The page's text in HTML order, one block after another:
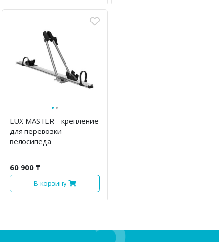
··
LUX MASTER - крепление
для перевозки
велосипеда
60 900 ₸
В корзину